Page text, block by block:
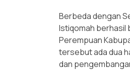
Berbeda dengan
Istiqomah berhasil
Perempuan
tersebut ada dua
dan